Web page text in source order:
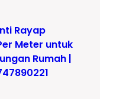
Rayap
Meter untuk
Rumah |